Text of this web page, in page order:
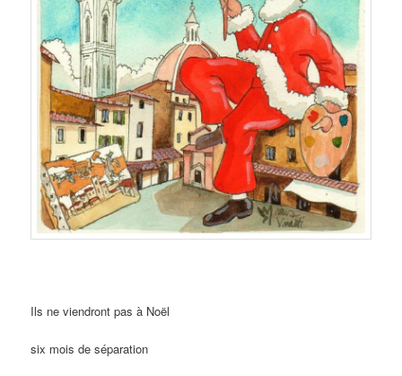
Ils ne viendront pas à Noël
six mois de séparation